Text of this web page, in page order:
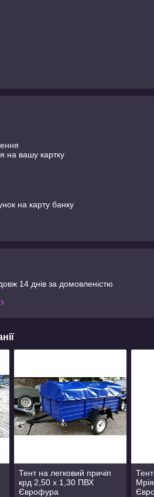
на вашу картку
на карту банку
14 днів за домовленістю
Тент на легковий причіп
крд 2,50 х 1,30 ПВХ
Єврофура